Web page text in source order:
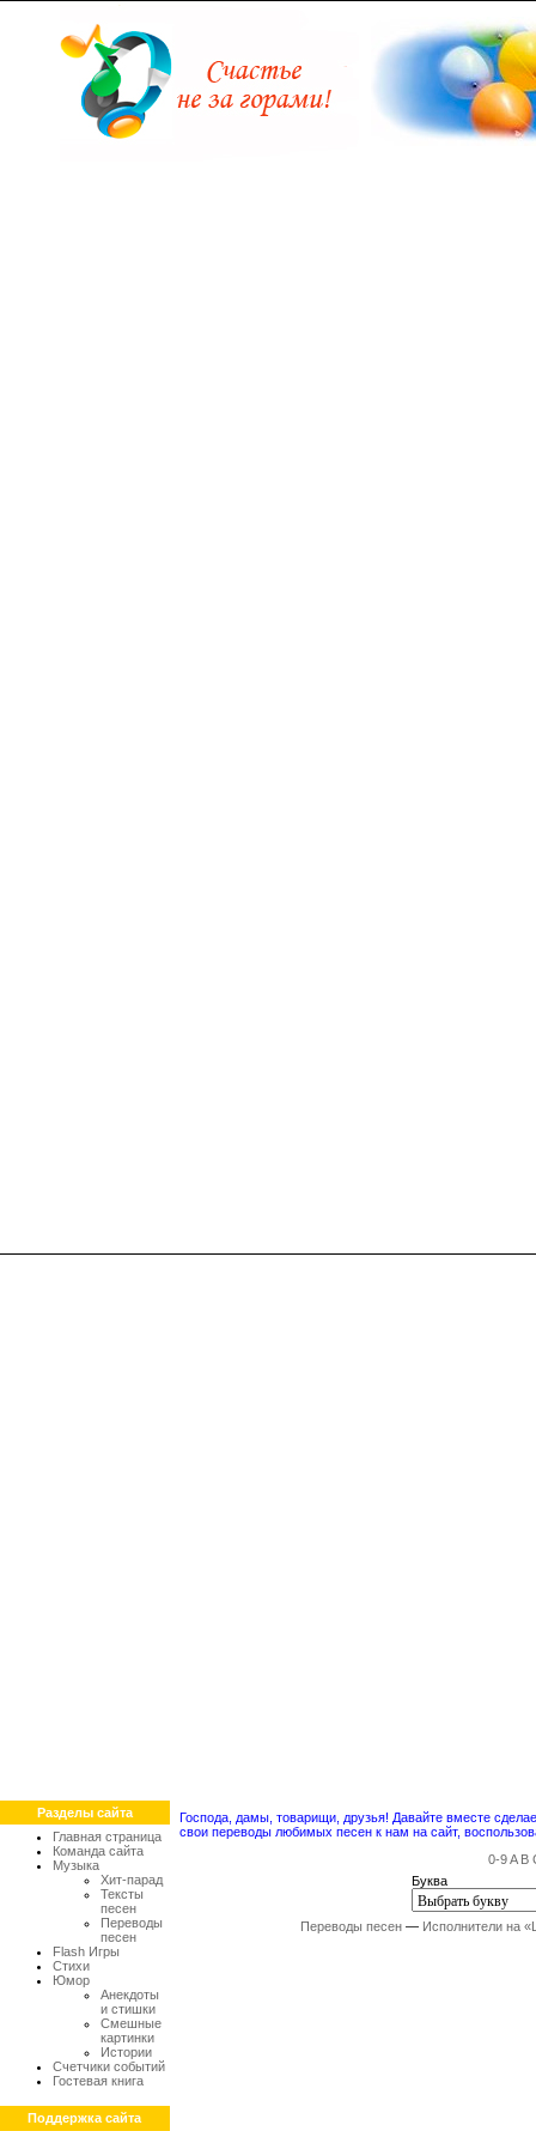
Разделы сайта
Главная страница
Команда сайта
Музыка
Хит-парад
Тексты
песен
Переводы
песен
Flash Игры
Стихи
Юмор
Анекдоты
и стишки
Смешные
картинки
Истории
Счетчики событий
Гостевая книга
Поддержка сайта
Господа, дамы, товарищи, друзья! Давайте вместе
свои переводы любимых песен к нам на сайт,
0-9 A B
Буква
Переводы песен — Исполнители на